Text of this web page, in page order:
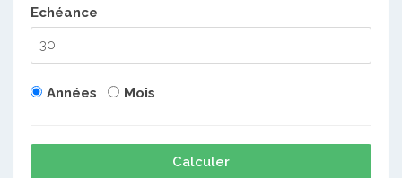
Echéance
Années Mois
Calculer